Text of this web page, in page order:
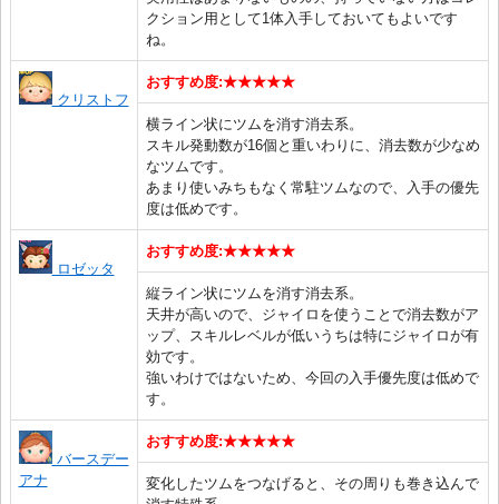
クション用として1体入手しておいてもよいです
ね。
クリストフ
おすすめ度:★★★★★
横ライン状にツムを消す消去系。
スキル発動数が16個と重いわりに、消去数が少なめ
なツムです。
あまり使いみちもなく常駐ツムなので、入手の優先
度は低めです。
ロゼッタ
おすすめ度:★★★★★
縦ライン状にツムを消す消去系。
天井が高いので、ジャイロを使うことで消去数がア
ップ、スキルレベルが低いうちは特にジャイロが有
効です。
強いわけではないため、今回の入手優先度は低めで
す。
バースデー
アナ
おすすめ度:★★★★★
変化したツムをつなげると、その周りも巻き込んで